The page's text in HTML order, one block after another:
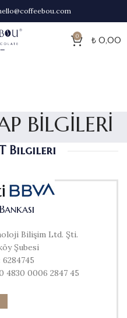
0 ₺ 0,00
BİLGİLERİ
Bilgileri
Bilişim Ltd. Şti.
Şubesi
6284745
4830 0006 2847 45